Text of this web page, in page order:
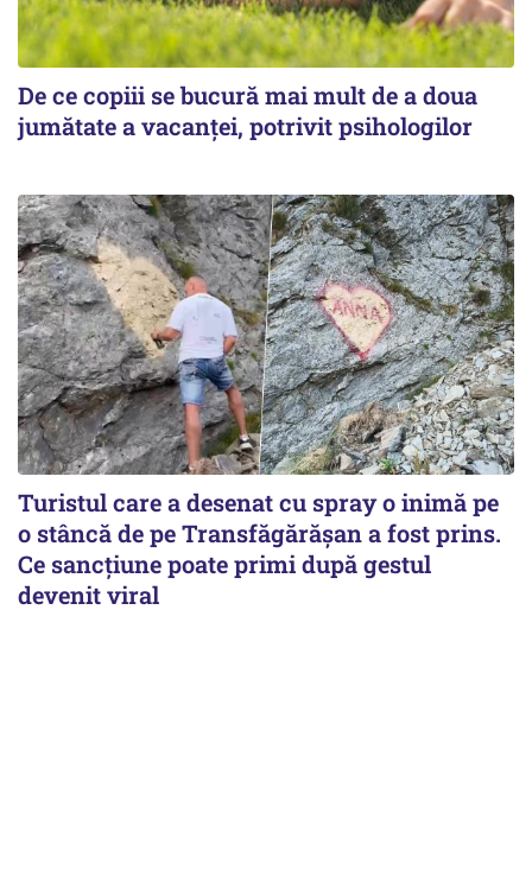
De ce copiii se bucură mai mult de a doua
jumătate a vacanței, potrivit psihologilor
Turistul care a desenat cu spray o inimă pe
o stâncă de pe Transfăgărășan a fost prins.
Ce sancțiune poate primi după gestul
devenit viral